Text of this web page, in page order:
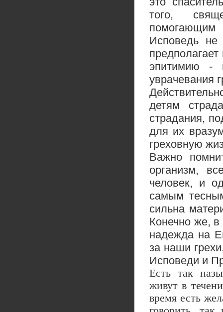
того,
Исповедь не
эпитимию -
уврачевания
детям
страдания,
для их
греховную
Важно
организм,
человек, и
самым
сильна
Конечно же,
надежда на
за наши
Исповеди и
Есть так
живут в
время есть